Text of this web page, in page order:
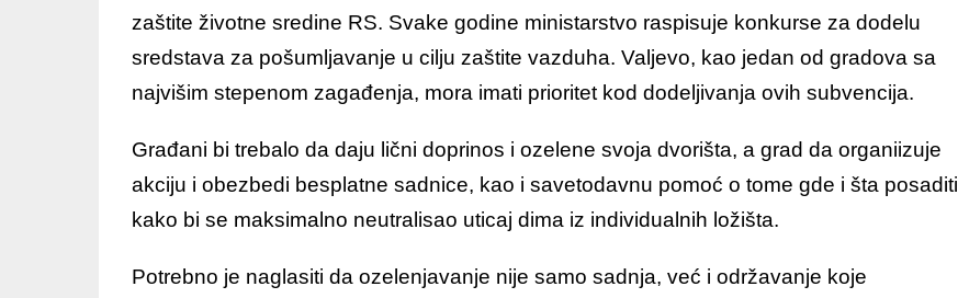
zaštite životne sredine RS. Svake godine ministarstvo raspisuje konkurse za dodelu
sredstava za pošumljavanje u cilju zaštite vazduha. Valjevo, kao jedan od gradova sa
najvišim stepenom zagađenja, mora imati prioritet kod dodeljivanja ovih subvencija.
Građani bi trebalo da daju lični doprinos i ozelene svoja dvorišta, a grad da organiizuje
akciju i obezbedi besplatne sadnice, kao i savetodavnu pomoć o tome gde i šta posaditi
kako bi se maksimalno neutralisao uticaj dima iz individualnih ložišta.
Potrebno je naglasiti da ozelenjavanje nije samo sadnja, već i održavanje koje